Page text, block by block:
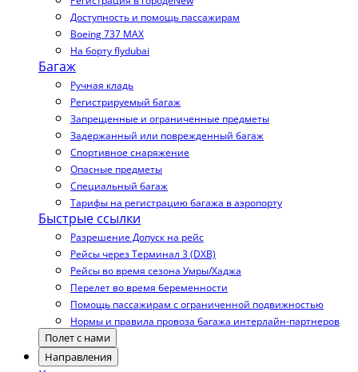
Доступность и помощь пассажирам
Boeing 737 MAX
На борту flydubai
Багаж
Ручная кладь
Регистрируемый багаж
Запрещенные и ограниченные предметы
Задержанный или поврежденный багаж
Спортивное снаряжение
Опасные предметы
Специальный багаж
Тарифы на регистрацию багажа в аэропорту
Быстрые ссылки
Разрешение Допуск на рейс
Рейсы через Терминал 3 (DXB)
Рейсы во время сезона Умры/Хаджа
Перелет во время беременности
Помощь пассажирам с ограниченной подвижностью
Нормы и правила провоза багажа интерлайн-партнеров
Полет с нами
Направления